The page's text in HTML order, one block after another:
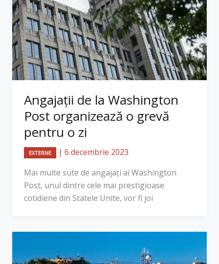
Angajații de la Washington
Post organizează o grevă
pentru o zi
EXTERNE | 6 decembrie 2023
Mai multe sute de angajaţi ai Washington
Post, unul dintre cele mai prestigioase
cotidiene din Statele Unite, vor fi joi